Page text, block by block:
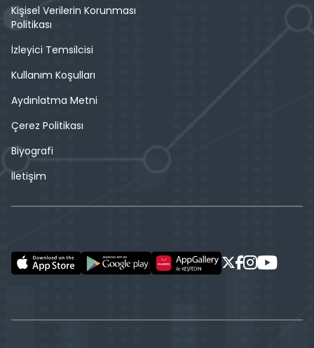
Kişisel Verilerin Korunması
Politikası
İzleyici Temsilcisi
Kullanım Koşulları
Aydınlatma Metni
Çerez Politikası
Biyografi
İletişim